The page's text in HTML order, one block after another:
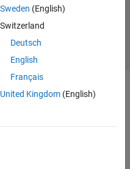
Sweden (English)
Switzerland
Deutsch
English
Français
United Kingdom(English)
Seleccione un país/